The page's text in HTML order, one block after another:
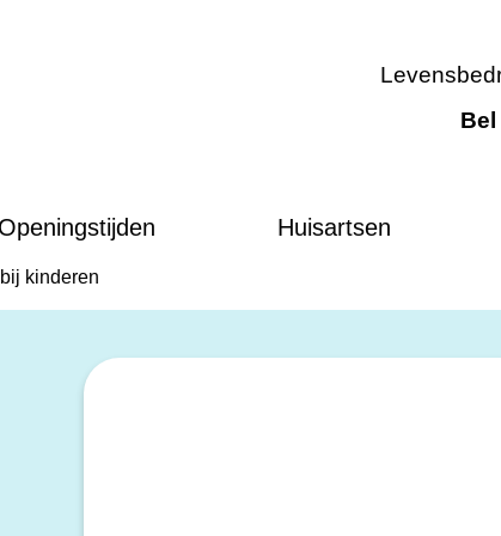
Bel
Openingstijden Huisartsen
kinderen